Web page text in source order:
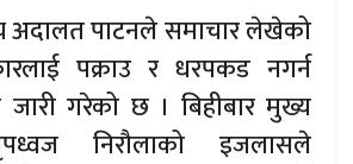
अदालत पाटनले समाचार लेखेको
पक्राउ र धरपकड नगर्न
गरेको छ । बिहीबार मुख्य
निरौलाको इजलासले